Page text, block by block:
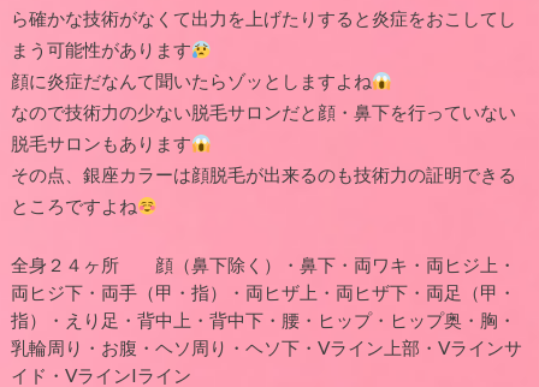
ら確かな技術がなくて出力を上げたりすると炎症をおこしてし
まう可能性があります
顔に炎症だなんて聞いたらゾッとしますよね
なので技術力の少ない脱毛サロンだと顔・鼻下を行っていない
脱毛サロンもあります
その点、銀座カラーは顔脱毛が出来るのも技術力の証明できる
ところですよね
全身２４ヶ所 顔（鼻下除く）・鼻下・両ワキ・両ヒジ上・
両ヒジ下・両手（甲・指）・両ヒザ上・両ヒザ下・両足（甲・
指）・えり足・背中上・背中下・腰・ヒップ・ヒップ奥・胸・
乳輪周り・お腹・ヘソ周り・ヘソ下・Vライン上部・Vラインサ
イド・VラインIライン